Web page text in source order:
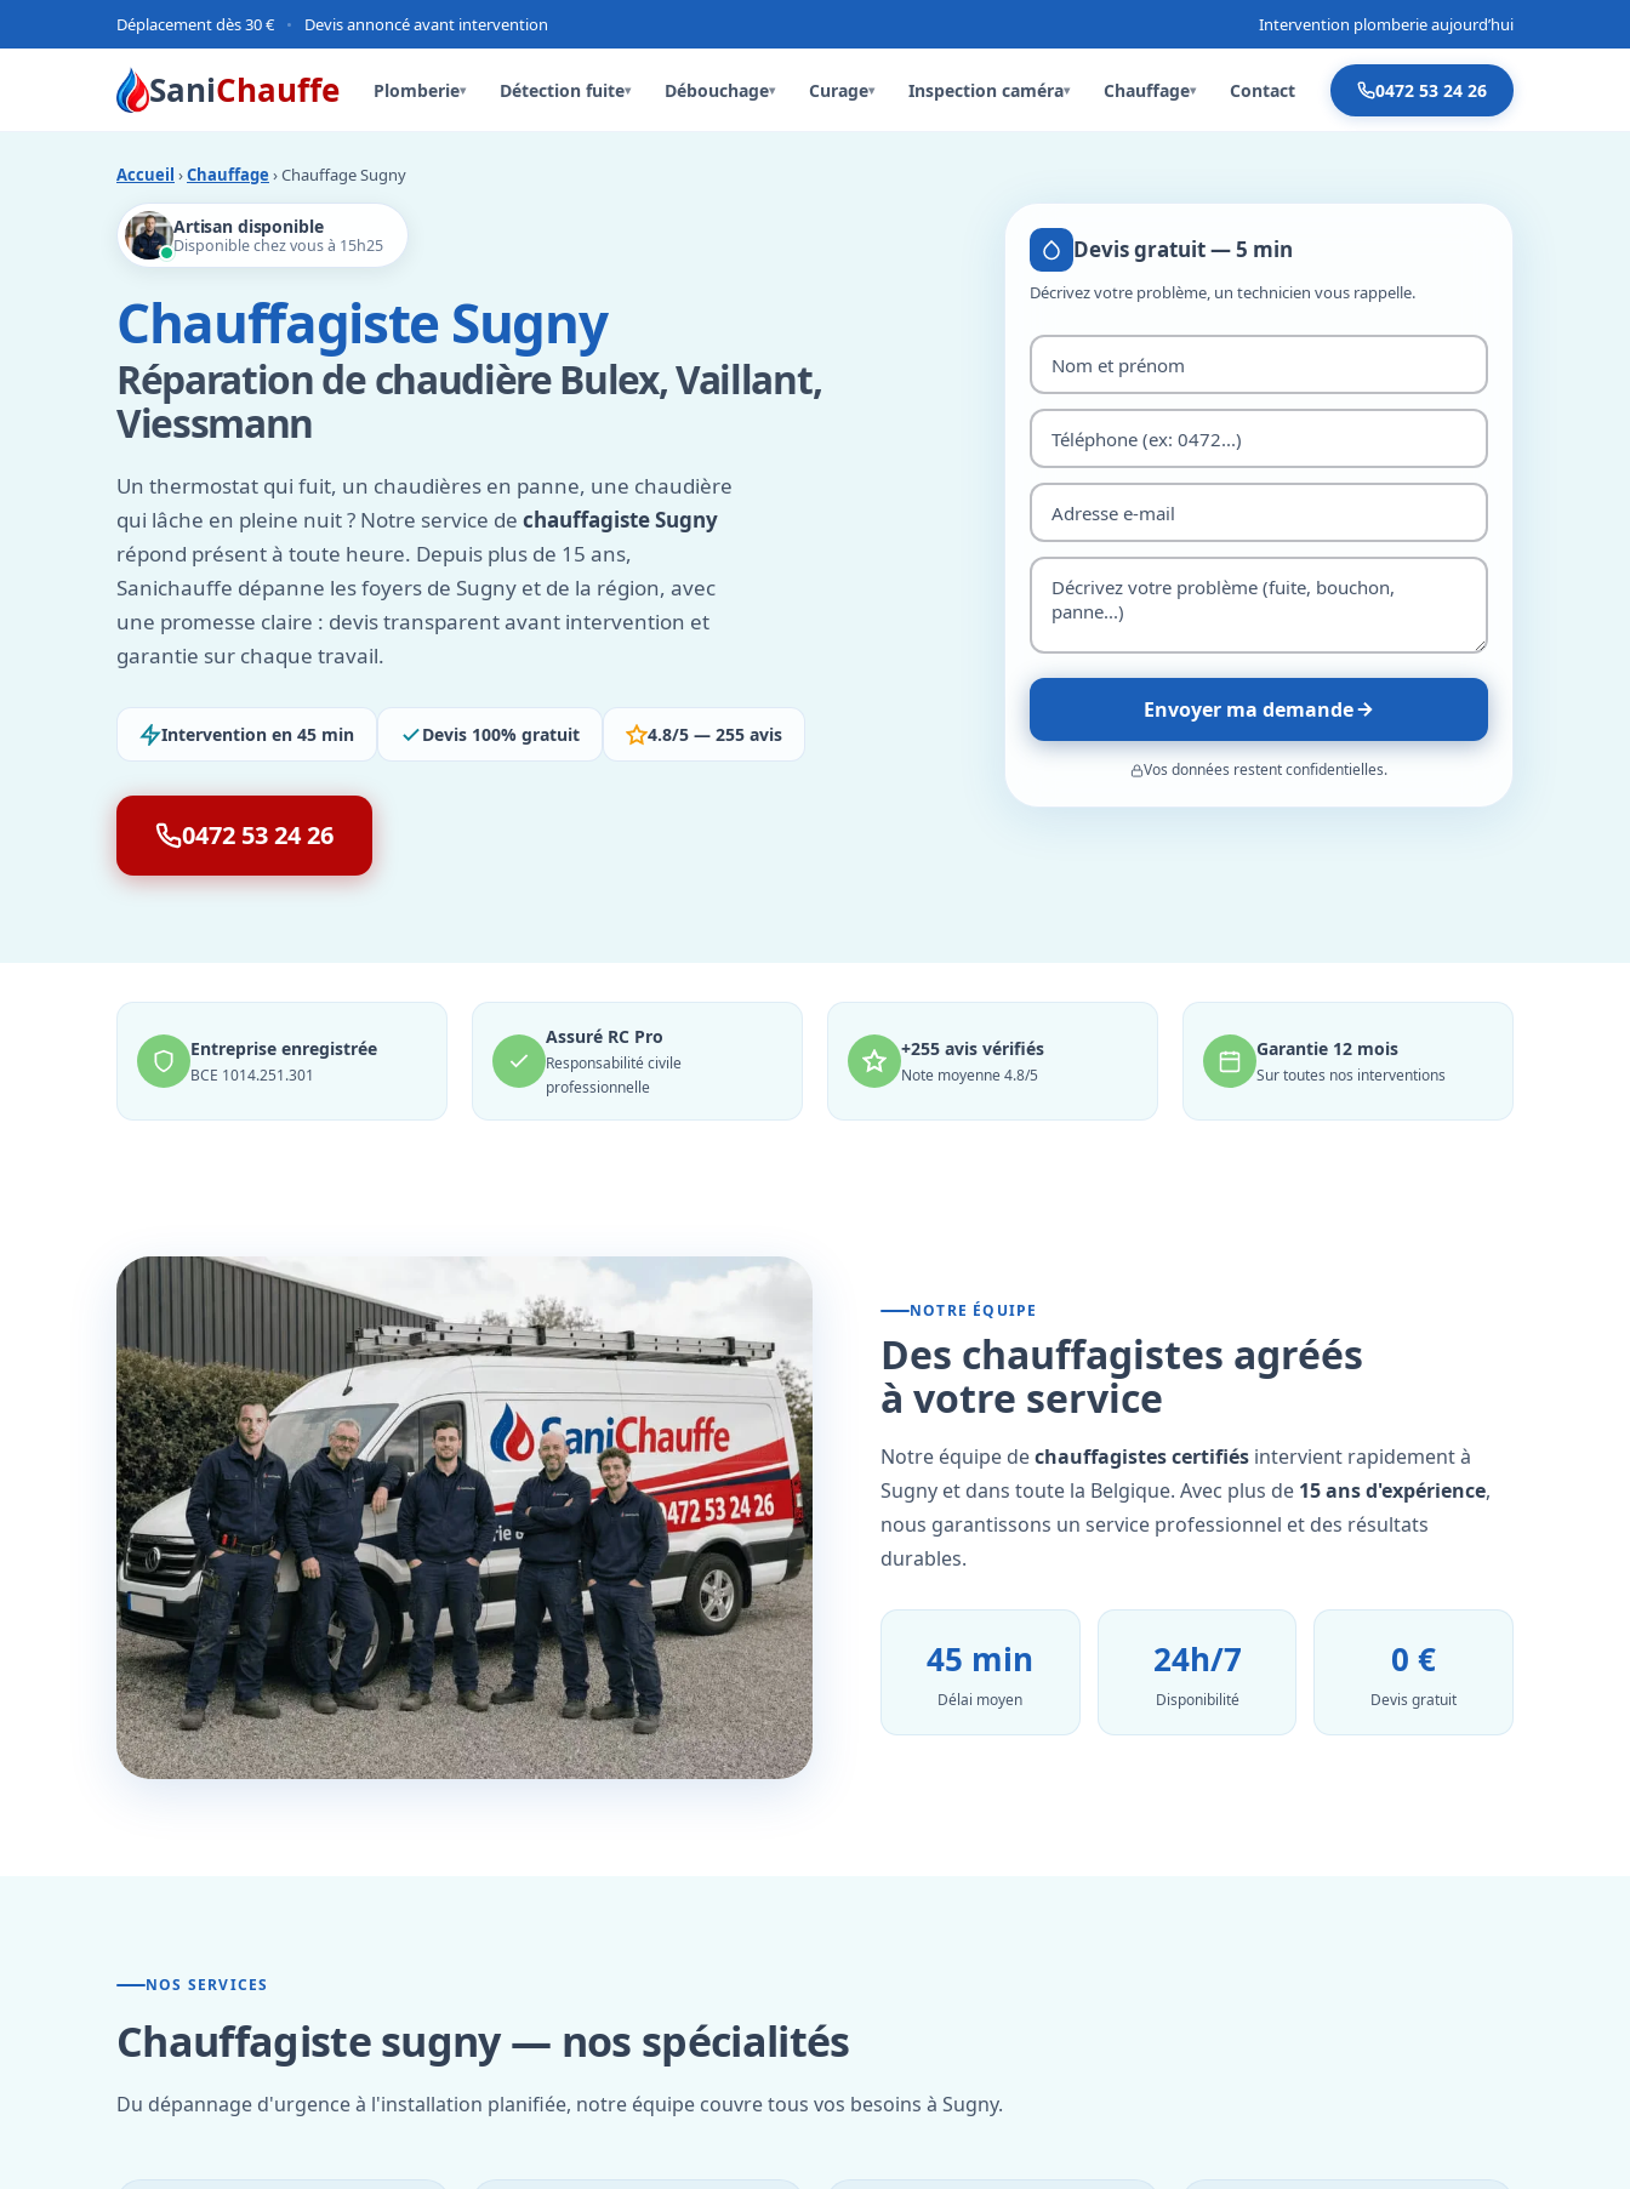
Déplacement dès 30 € • Devis annoncé avant intervention Intervention plomberie aujourd’hui
SaniChauffe Plomberie▾ Détection fuite▾ Débouchage▾ Curage▾ Inspection caméra▾ Chauffage▾ Contact 0472 53 24 26
Accueil ›Chauffage › Chauffage Sugny
Artisan disponible
Disponible chez vous à 15h25
Chauffagiste Sugny
Réparation de chaudière Bulex, Vaillant,
Viessmann
Un thermostat qui fuit, un chaudières en panne, une chaudière
qui lâche en pleine nuit ? Notre service de chauffagiste Sugny
répond présent à toute heure. Depuis plus de 15 ans,
Sanichauffe dépanne les foyers de Sugny et de la région, avec
une promesse claire : devis transparent avant intervention et
garantie sur chaque travail.
Intervention en 45 min Devis 100% gratuit 4.8/5 — 255 avis
0472 53 24 26
Devis gratuit — 5 min
Décrivez votre problème, un technicien vous rappelle.
Envoyer ma demande
Vos données restent confidentielles.
Entreprise enregistrée
BCE 1014.251.301
Assuré RC Pro
Responsabilité civile
professionnelle
+255 avis vérifiés
Note moyenne 4.8/5
Garantie 12 mois
Sur toutes nos interventions
NOTRE ÉQUIPE
Des chauffagistes agréés
à votre service
Notre équipe dechauffagistes certifiés intervient rapidement à
Sugny et dans toute la Belgique. Avec plus de 15 ans d'expérience,
nous garantissons un service professionnel et des résultats
durables.
45 min
Délai moyen
24h/7
Disponibilité
0 €
Devis gratuit
NOS SERVICES
Chauffagiste sugny — nos spécialités
Du dépannage d'urgence à l'installation planifiée, notre équipe couvre tous vos besoins à Sugny.